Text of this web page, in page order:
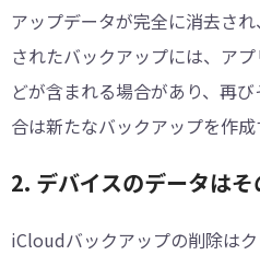
アップデータが完全に消去さ
されたバックアップには、ア
どが含まれる場合があり、再
合は新たなバックアップを作成
2. デバイスのデータは
iCloudバックアップの削除は